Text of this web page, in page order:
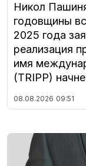
Никол
годовщины
2025 года
реализация
имя
(TRIPP)
08.08.2026 09:51